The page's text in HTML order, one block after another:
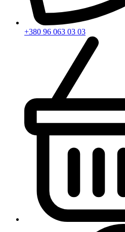
+380 96 063 03 03